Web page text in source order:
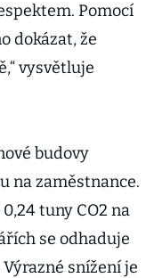
Pomocí
dokázat, že
vysvětluje
budovy
na zaměstnance.
tuny CO2 na
se odhaduje
Výrazné snížení je